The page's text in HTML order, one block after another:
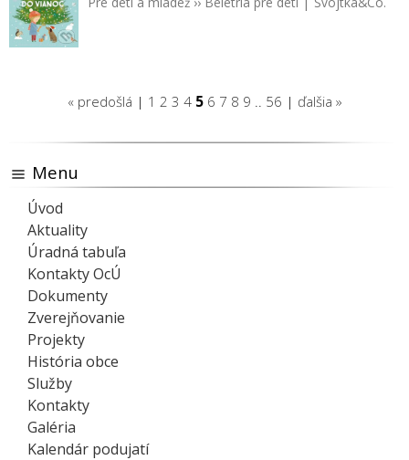
« predošlá | 1 2 3 4 5 6 7 8 9 .. 56 | ďalšia »
Menu
Úvod
Aktuality
Úradná tabuľa
Kontakty OcÚ
Dokumenty
Zverejňovanie
Projekty
História obce
Služby
Kontakty
Galéria
Kalendár podujatí